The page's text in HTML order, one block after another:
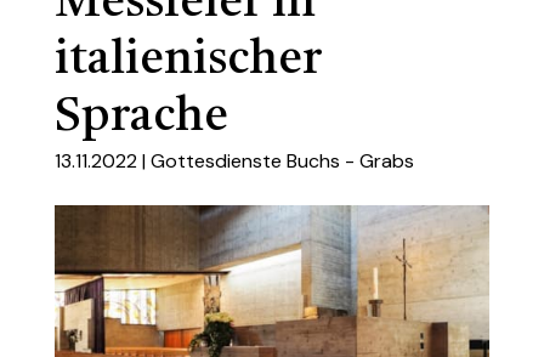
italienischer
Sprache
13.11.2022 |Gottesdienste Buchs - Grabs